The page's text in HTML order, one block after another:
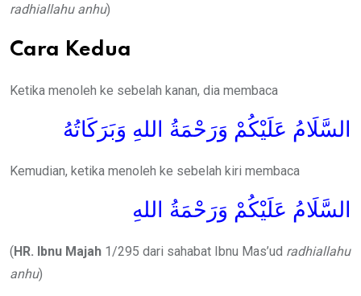
radhiallahu anhu)
Cara Kedua
Ketika menoleh ke sebelah kanan, dia membaca
السَّلَامُ عَلَيْكُمْ وَرَحْمَةُ اللهِ وَبَرَكَاتُهُ
Kemudian, ketika menoleh ke sebelah kiri membaca
السَّلَامُ عَلَيْكُمْ وَرَحْمَةُ اللهِ
(HR. Ibnu Majah 1/295 dari sahabat Ibnu Mas’ud radhiallahu
anhu)